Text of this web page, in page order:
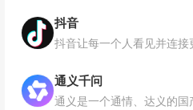
抖音
通义千问